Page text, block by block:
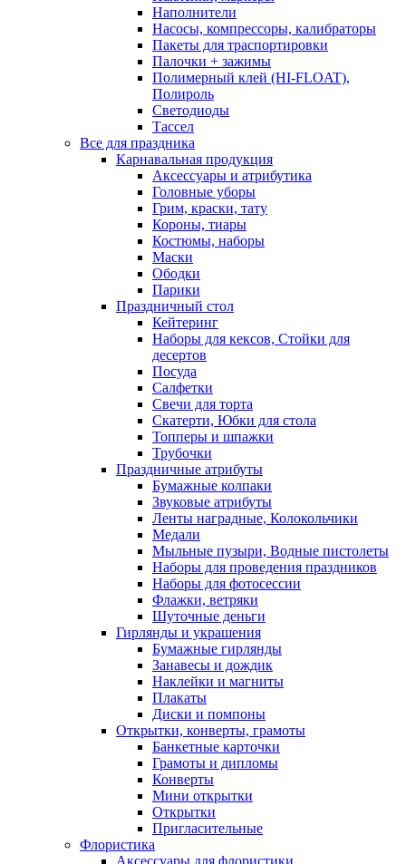
Наполнители
Насосы, компрессоры, калибраторы
Пакеты для траспортировки
Палочки + зажимы
Полимерный клей (HI-FLOAT),
Полироль
Светодиоды
Тассел
Все для праздника
Карнавальная продукция
Аксессуары и атрибутика
Головные уборы
Грим, краски, тату
Короны, тиары
Костюмы, наборы
Маски
Ободки
Парики
Праздничный стол
Кейтеринг
Наборы для кексов, Стойки для
десертов
Посуда
Салфетки
Свечи для торта
Скатерти, Юбки для стола
Топперы и шпажки
Трубочки
Праздничные атрибуты
Бумажные колпаки
Звуковые атрибуты
Ленты наградные, Колокольчики
Медали
Мыльные пузыри, Водные пистолеты
Наборы для проведения праздников
Наборы для фотосессии
Флажки, ветряки
Шуточные деньги
Гирлянды и украшения
Бумажные гирлянды
Занавесы и дождик
Наклейки и магниты
Плакаты
Диски и помпоны
Открытки, конверты, грамоты
Банкетные карточки
Грамоты и дипломы
Конверты
Мини открытки
Открытки
Пригласительные
Флористика
Аксессуары для флористики